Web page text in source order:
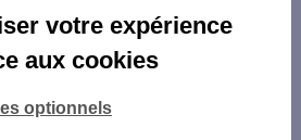
votre expérience
aux cookies
optionnels